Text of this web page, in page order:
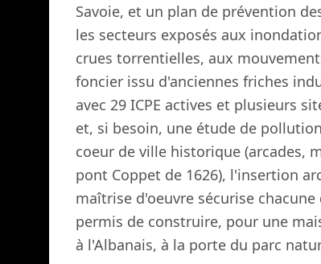
Savoie, et un plan de prévention
les secteurs exposés aux
crues torrentielles, aux
foncier issu d'anciennes friches
avec 29 ICPE actives et plusieurs
et, si besoin, une étude de
coeur de ville historique (arcades,
pont Coppet de 1626), l'insertion
maîtrise d'oeuvre sécurise
permis de construire, pour une
à l'Albanais, à la porte du parc